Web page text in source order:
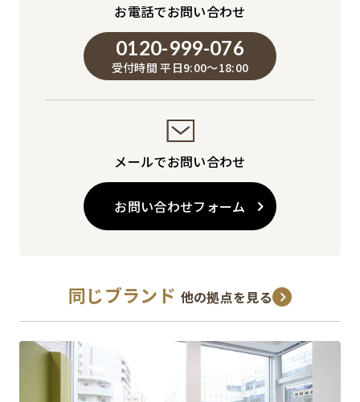
お電話でお問い合わせ
0120-999-076
受付時間 平日9:00～18:00
メールでお問い合わせ
お問い合わせフォーム
同じブランド 他の拠点を見る